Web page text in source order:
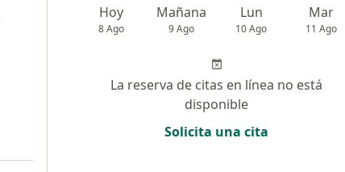
Hoy
8 Ago
Mañana
9 Ago
Lun
10 Ago
Mar
11 Ago
La reserva de citas en línea no está
disponible
Solicita una cita